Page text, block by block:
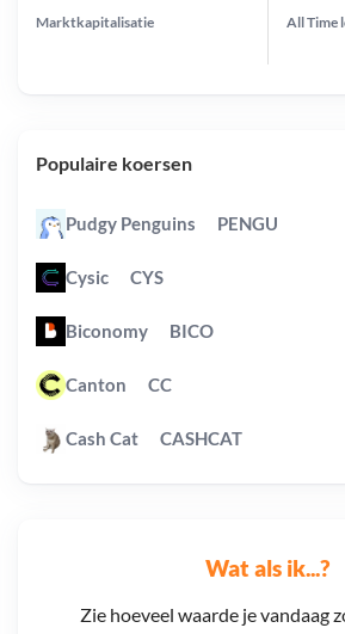
Wat als ik...?
Zie hoeveel waarde je vandaag
Marktkapitalisatie All Time
Populaire koersen
Pudgy Penguins PENGU
Cysic CYS
Biconomy BICO
Canton CC
Cash Cat CASHCAT